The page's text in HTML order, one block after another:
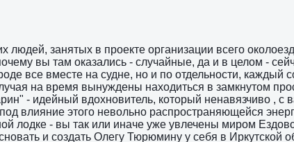
людей, занятых в проекте организации всего
вы там оказались - случайные, да и в целом -
все вместе на судне, но и по отдельности,
на время вынуждены находиться в замкнутом
- идейный вдохновитель, который ненавязчиво , с
влияние этого невольно распространяющейся
лодке - вы так или иначе уже увлечены миром
и создать Олегу Тюрюмину у себя в Иркутской